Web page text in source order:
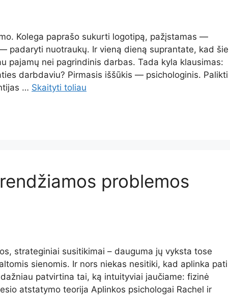
Kolega paprašo sukurti logotipą, pažįstamas —
padaryti nuotraukų. Ir vieną dieną suprantate, kad šie
pajamų nei pagrindinis darbas. Tada kyla klausimas:
darbdaviu? Pirmasis iššūkis — psichologinis. Palikti
… Skaityti toliau
problemos
strateginiai susitikimai – dauguma jų vyksta tose
sienomis. Ir nors niekas nesitiki, kad aplinka pati
patvirtina tai, ką intuityviai jaučiame: fizinė
atstatymo teorija Aplinkos psichologai Rachel ir